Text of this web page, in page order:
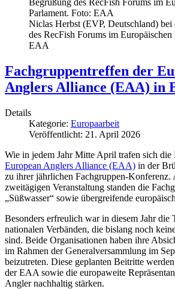
Niclas Herbst (EVP, Deutschland) bei
des RecFish Forums im Europäischen
EAA
Fachgruppentreffen der
Anglers Alliance (EAA) in
Details
Kategorie: Europaarbeit
Veröffentlicht: 21. April 2026
Wie in jedem Jahr Mitte April trafen sich die
European Anglers Alliance (EAA) in der
zu ihrer jährlichen Fachgruppen-Konferenz.
zweitägigen Veranstaltung standen die
„Süßwasser“ sowie übergreifende
Besonders erfreulich war in diesem Jahr die
nationalen Verbänden, die bislang noch
sind. Beide Organisationen haben ihre
im Rahmen der Generalversammlung im
beizutreten. Diese geplanten Beitritte
der EAA sowie die europaweite
Angler nachhaltig stärken.